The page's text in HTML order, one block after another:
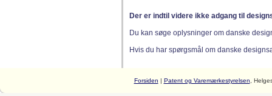
Der er indtil videre ikke adgang til
Du kan søge oplysninger om danske
Hvis du har spørgsmål om danske
Forsiden | Patent og Varemærkestyrelsen ,